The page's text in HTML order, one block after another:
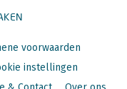
voorwaarden
instellingen